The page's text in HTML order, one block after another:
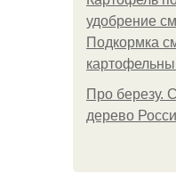
удобрение
Подкормка
Про березу.
дерево